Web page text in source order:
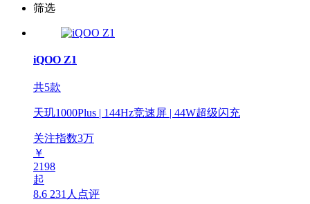
筛选
iQOO Z1
共5款
天玑1000Plus | 144Hz竞速屏 | 44W超级闪充
关注指数3万
￥
2198
起
8.6 231人点评